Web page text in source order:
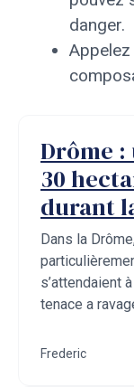
danger.
Drôme
30
durant
Dans la
s’attendaient
tenace a
Frederic